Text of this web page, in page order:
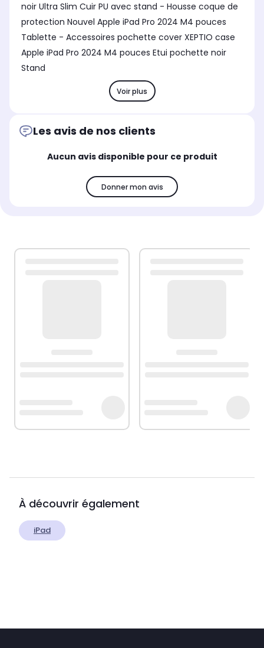
noir Ultra Slim Cuir PU avec stand - Housse coque de
protection Nouvel Apple iPad Pro 2024 M4 pouces
Tablette - Accessoires pochette cover XEPTIO case
Apple iPad Pro 2024 M4 pouces Etui pochette noir
Stand
Voir plus
Les avis de nos clients
Aucun avis disponible pour ce produit
Donner mon avis
À découvrir également
iPad